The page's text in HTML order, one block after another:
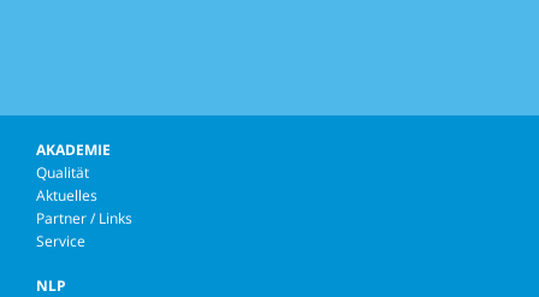
AKADEMIE
Qualität
Aktuelles
Partner / Links
Service
NLP